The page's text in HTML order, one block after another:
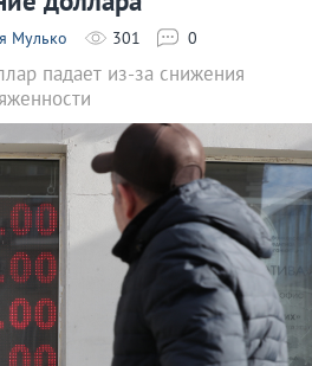
Мулько 301 0
падает из-за снижения